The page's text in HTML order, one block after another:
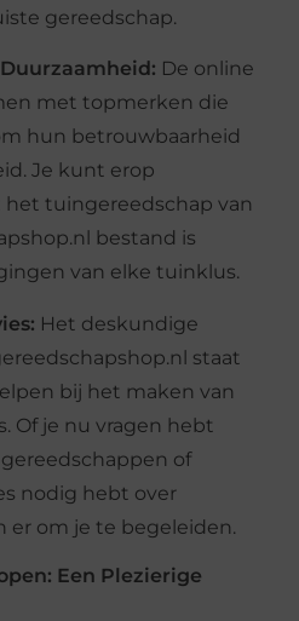
gereedschap.
De online
met topmerken die
hun betrouwbaarheid
Je kunt erop
tuingereedschap van
bestand is
van elke tuinklus.
Het deskundige
staat
bij het maken van
Of je nu vragen hebt
of
nodig hebt over
er om je te begeleiden.
Een Plezierige